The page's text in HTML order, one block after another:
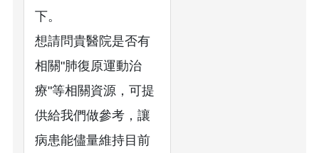
下。
想請問貴醫院是否有
相關"肺復原運動治
療"等相關資源，可提
供給我們做參考，讓
病患能儘量維持目前